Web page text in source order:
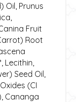
Oil, Prunus
Fruit
Root
Lecithin,
Seed Oil,
(CI
Cananga